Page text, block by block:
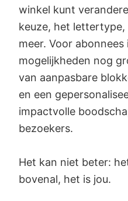
winkel kunt
keuze, het
meer. Voor abonnees
mogelijkheden nog
van aanpasbare
en een
impactvolle
bezoekers.
Het kan niet beter:
bovenal, het is jou.